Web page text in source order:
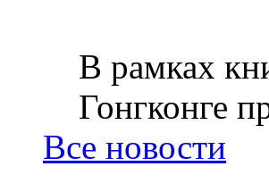
В рамках
Гонгконге
Все новости